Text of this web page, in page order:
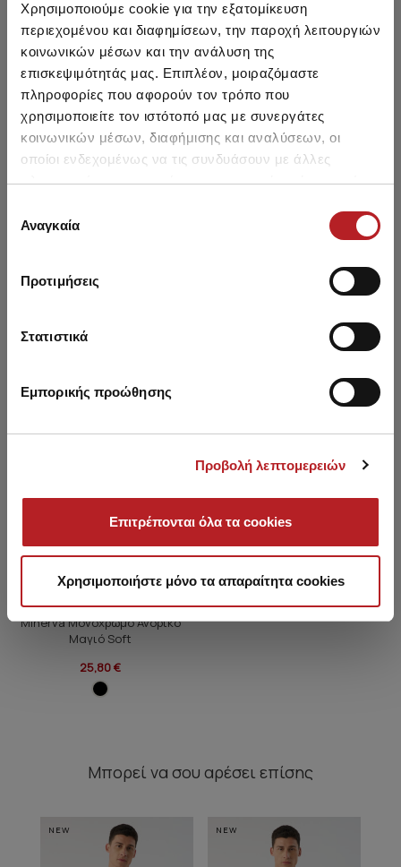
Χρησιμοποιούμε cookie για την εξατομίκευση
περιεχομένου και διαφημίσεων, την παροχή λειτουργιών
κοινωνικών μέσων και την ανάλυση της
επισκεψιμότητάς μας. Επιπλέον, μοιραζόμαστε
πληροφορίες που αφορούν τον τρόπο που
χρησιμοποιείτε τον ιστότοπό μας με συνεργάτες
κοινωνικών μέσων, διαφήμισης και αναλύσεων, οι
οποίοι ενδεχομένως να τις συνδυάσουν με άλλες
πληροφορίες που τους έχετε παραχωρήσει ή τις οποίες
των υπηρεσιών τους.
συγκατάθεσης
Αναγκαία
Προτιμήσεις
Στατιστικά
Εμπορικής προώθησης
Προβολή λεπτομερειών
Επιτρέπονται όλα τα cookies
Χρησιμοποιήστε μόνο τα απαραίτητα cookies
Minerva Μονόχρωμο Ανδρικό
Μαγιό Soft
25,80 €
Μπορεί να σου αρέσει επίσης
NEW NEW